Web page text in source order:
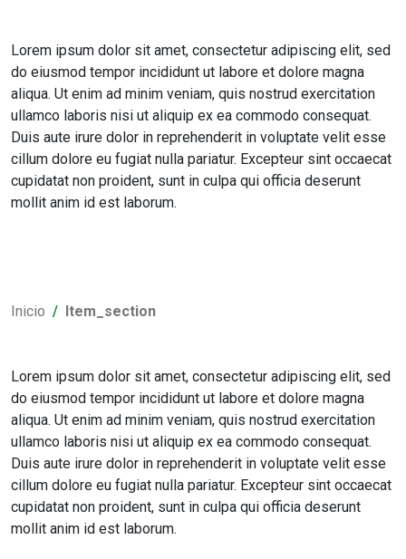
Lorem ipsum dolor sit amet, consectetur adipiscing elit, sed
do eiusmod tempor incididunt ut labore et dolore magna
aliqua. Ut enim ad minim veniam, quis nostrud exercitation
ullamco laboris nisi ut aliquip ex ea commodo consequat.
Duis aute irure dolor in reprehenderit in voluptate velit esse
cillum dolore eu fugiat nulla pariatur. Excepteur sint occaecat
cupidatat non proident, sunt in culpa qui officia deserunt
mollit anim id est laborum.
Inicio Item_section
Lorem ipsum dolor sit amet, consectetur adipiscing elit, sed
do eiusmod tempor incididunt ut labore et dolore magna
aliqua. Ut enim ad minim veniam, quis nostrud exercitation
ullamco laboris nisi ut aliquip ex ea commodo consequat.
Duis aute irure dolor in reprehenderit in voluptate velit esse
cillum dolore eu fugiat nulla pariatur. Excepteur sint occaecat
cupidatat non proident, sunt in culpa qui officia deserunt
mollit anim id est laborum.